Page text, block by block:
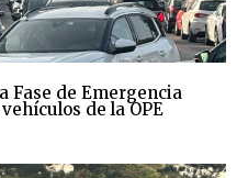
Fase de Emergencia
de la OPE